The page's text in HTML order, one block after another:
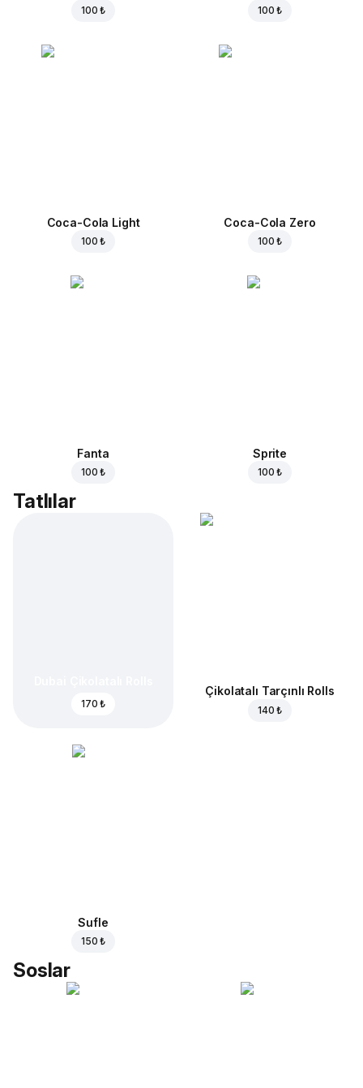
100 ₺ 100 ₺
Coca-Cola Light
100 ₺
Coca-Cola Zero
100 ₺
Fanta
100 ₺
Sprite
100 ₺
Tatlılar
170 ₺
Çikolatalı Tarçınlı Rolls
140 ₺
Sufle
150 ₺
Soslar